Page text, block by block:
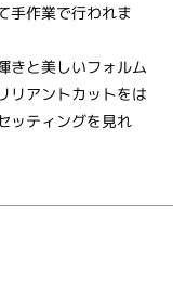
手作業で行われま
きと美しいフォルム
リアントカットをは
ッティングを見れ